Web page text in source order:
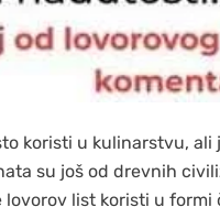
koristi u kulinarstvu,
su još od drevnih
list koristi u